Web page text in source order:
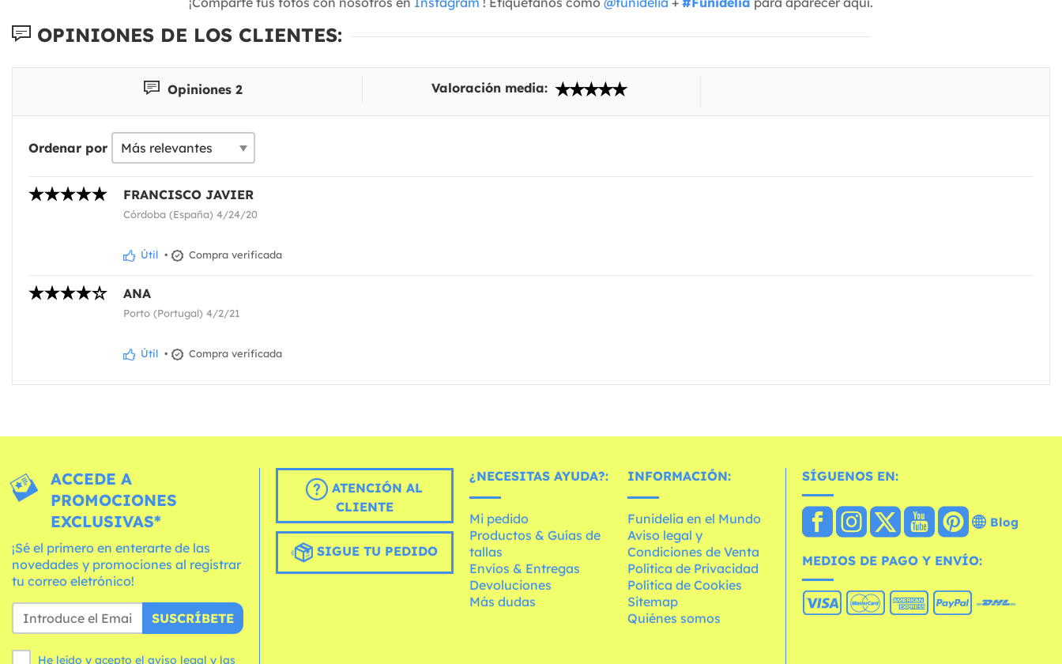
OPINIONES DE LOS CLIENTES:
Opiniones 2 Valoración media:
Ordenar por
FRANCISCO JAVIER
Córdoba (España) 4/24/20
Útil • Compra verificada
ANA
Porto (Portugal) 4/2/21
Útil • Compra verificada
ACCEDE A
PROMOCIONES
EXCLUSIVAS*
¡Sé el primero en enterarte de las
novedades y promociones al registrar
tu correo eletrónico!
SUSCRÍBETE
He leído y acepto el aviso legal y las
ATENCIÓN AL
CLIENTE
SIGUE TU PEDIDO
¿NECESITAS AYUDA?:
Mi pedido
Productos & Guías de
tallas
Envíos & Entregas
Devoluciones
Más dudas
INFORMACIÓN:
Funidelia en el Mundo
Aviso legal y
Condiciones de Venta
Política de Privacidad
Política de Cookies
Sitemap
Quiénes somos
SÍGUENOS EN:
Blog
MEDIOS DE PAGO Y ENVÍO: